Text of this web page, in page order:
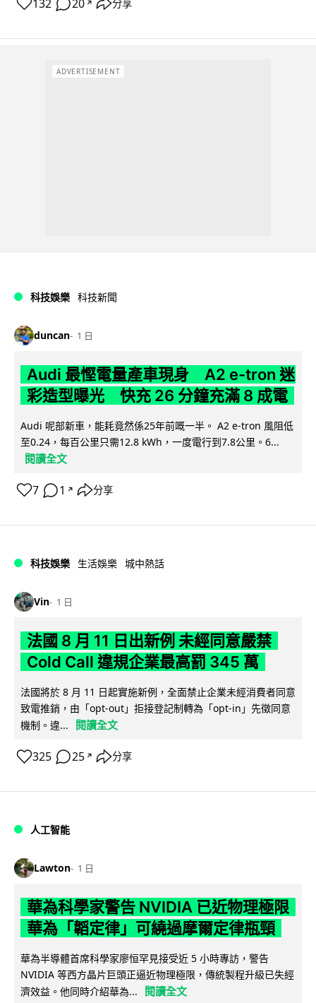
132 20 ↗ 分享
ADVERTISEMENT
科技娛樂 科技新聞
duncan 1 日
Audi 最慳電量產車現身 A2 e-tron 迷
彩造型曝光 快充 26 分鐘充滿 8 成電
Audi 呢部新車，能耗竟然係25年前嘅一半。 A2 e-tron 風阻低
至0.24，每百公里只需12.8 kWh，一度電行到7.8公里。6...
閱讀全文
7 1 ↗ 分享
科技娛樂 生活娛樂 城中熱話
Vin 1 日
法國 8 月 11 日出新例 未經同意嚴禁
Cold Call 違規企業最高罰 345 萬
法國將於 8 月 11 日起實施新例，全面禁止企業未經消費者同意
致電推銷，由「opt-out」拒接登記制轉為「opt-in」先徵同意
機制。違...
閱讀全文
325 25 ↗ 分享
人工智能
Lawton 1 日
華為科學家警告 NVIDIA 已近物理極限
華為「韜定律」可繞過摩爾定律瓶頸
華為半導體首席科學家廖恒罕見接受近 5 小時專訪，警告
NVIDIA 等西方晶片巨頭正逼近物理極限，傳統製程升級已失經
濟效益。他同時介紹華為...
閱讀全文